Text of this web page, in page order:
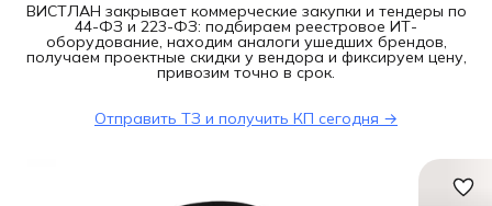
ВИСТЛАН закрывает коммерческие закупки и тендеры по
44-ФЗ и 223-ФЗ: подбираем реестровое ИТ-
оборудование, находим аналоги ушедших брендов,
получаем проектные скидки у вендора и фиксируем цену,
привозим точно в срок.
Отправить ТЗ и получить КП сегодня →